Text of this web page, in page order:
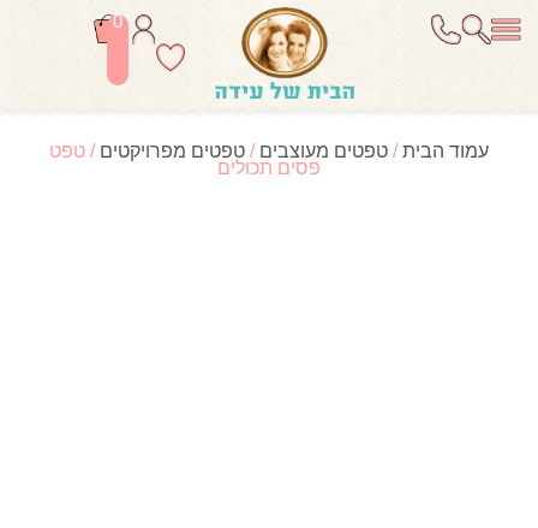
0
עמוד הבית/ טפטים מעוצבים / טפטים מפרויקטים / טפט
פסים תכולים